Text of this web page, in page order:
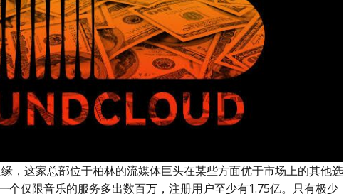
，这家总部位于柏林的流媒体巨头在某些方面优于市场上的其他选
个仅限音乐的服务多出数百万，注册用户至少有1.75亿。只有极少